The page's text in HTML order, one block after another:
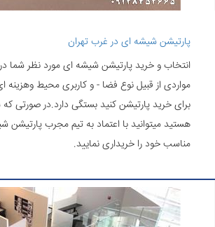
پارتیشن شیشه ای در غرب تهران
انتخاب و خرید پارتیشن شیشه ای مورد نظر شما
مواردی از قبیل نوع فضا - و کاربری محیط وهزینه
برای خرید پارتیشن کنید بستگی دارد.در صورتی
هستید میتوانید با اعتماد به تیم مجرب
مناسب خود را خریداری نمایید.